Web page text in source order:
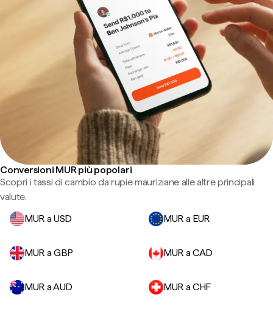
Conversioni MUR più popolari
Scopri i tassi di cambio da rupie mauriziane alle altre principali
valute.
MUR a USD
MUR a EUR
MUR a GBP MUR a CAD
MUR a AUD MUR a CHF